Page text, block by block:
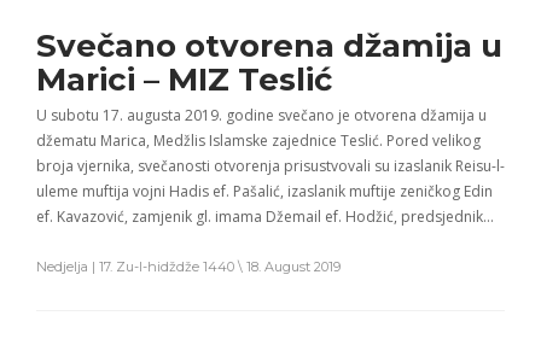
Svečano otvorena džamija u
Marici – MIZ Teslić
U subotu 17. augusta 2019. godine svečano je otvorena džamija u
džematu Marica, Medžlis Islamske zajednice Teslić. Pored velikog
broja vjernika, svečanosti otvorenja prisustvovali su izaslanik Reisu-l-
uleme muftija vojni Hadis ef. Pašalić, izaslanik muftije zeničkog Edin
ef. Kavazović, zamjenik gl. imama Džemail ef. Hodžić, predsjednik…
Nedjelja | 17. Zu-l-hidždže 1440 \ 18. August 2019